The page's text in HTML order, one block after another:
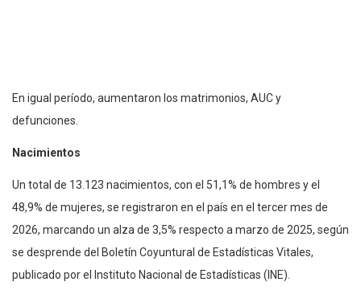
En igual período, aumentaron los matrimonios, AUC y
defunciones.
Nacimientos
Un total de 13.123 nacimientos, con el 51,1% de hombres y el
48,9% de mujeres, se registraron en el país en el tercer mes de
2026, marcando un alza de 3,5% respecto a marzo de 2025, según
se desprende del Boletín Coyuntural de Estadísticas Vitales,
publicado por el Instituto Nacional de Estadísticas (INE).